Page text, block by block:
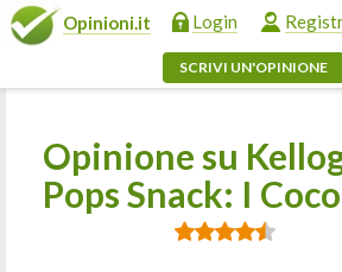
Opinioni.it Login
SCRIVI UN'OPINIONE
Opinione su
Pops Snack: I